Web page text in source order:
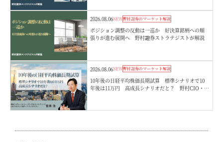
2026.08.06NEW野村證券のマーケット解説
ポジション調整の反動は一巡か 好決算銘柄への順
張りが進む展開へ 野村證券ストラテジストが解説
2026.08.06NEW野村證券のマーケット解説
10年後の日経平均株価長期試算 標準シナリオで10
年後は11万円 高成長シナリオだと？ 野村CIO・宮